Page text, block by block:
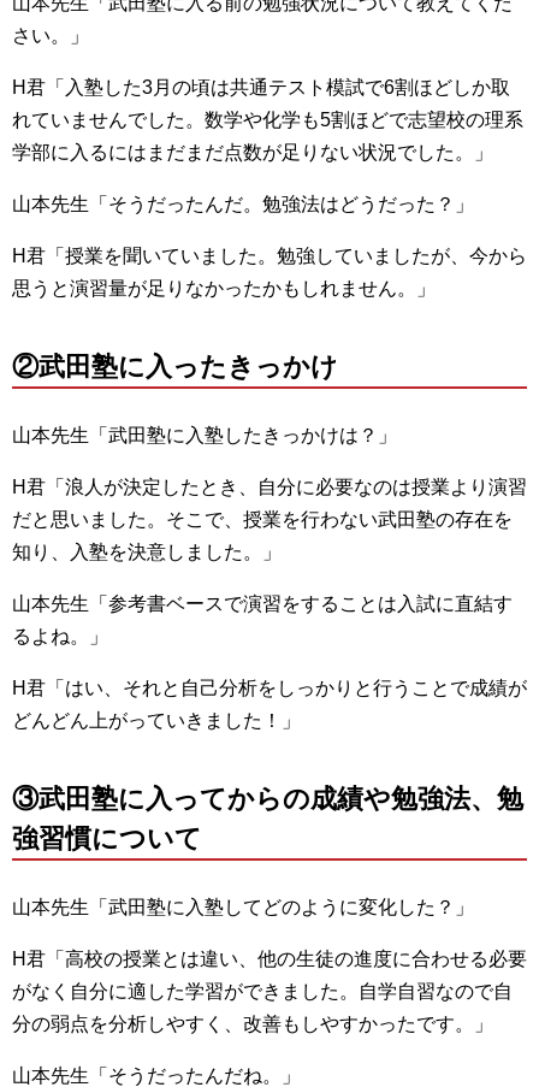
さい。」
H君「入塾した3月の頃は共通テスト模試で6割ほどしか取
れていませんでした。数学や化学も5割ほどで志望校の理系
学部に入るにはまだまだ点数が足りない状況でした。」
山本先生「そうだったんだ。勉強法はどうだった？」
H君「授業を聞いていました。勉強していましたが、今から
思うと演習量が足りなかったかもしれません。」
②武田塾に入ったきっかけ
山本先生「武田塾に入塾したきっかけは？」
H君「浪人が決定したとき、自分に必要なのは授業より演習
だと思いました。そこで、授業を行わない武田塾の存在を
知り、入塾を決意しました。」
山本先生「参考書ベースで演習をすることは入試に直結す
るよね。」
H君「はい、それと自己分析をしっかりと行うことで成績が
どんどん上がっていきました！」
③武田塾に入ってからの成績や勉強法、勉
強習慣について
山本先生「武田塾に入塾してどのように変化した？」
H君「高校の授業とは違い、他の生徒の進度に合わせる必要
がなく自分に適した学習ができました。自学自習なので自
分の弱点を分析しやすく、改善もしやすかったです。」
山本先生「そうだったんだね。」